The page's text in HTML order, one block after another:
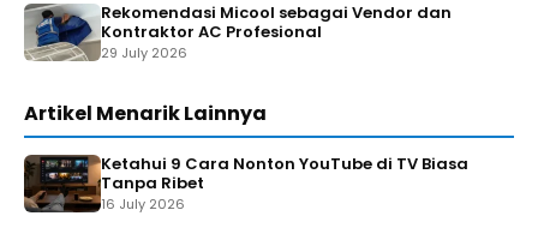
Rekomendasi Micool sebagai Vendor dan
Kontraktor AC Profesional
29 July 2026
Artikel Menarik Lainnya
Ketahui 9 Cara Nonton YouTube di TV Biasa
Tanpa Ribet
16 July 2026